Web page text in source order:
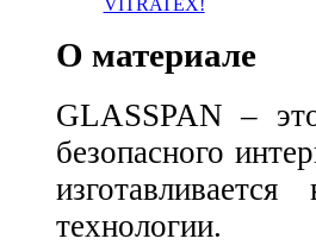
О материале
GLASSPAN –
безопасного
технологии.